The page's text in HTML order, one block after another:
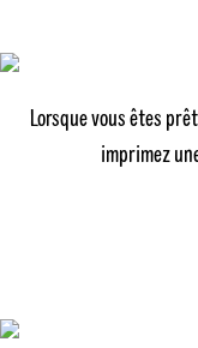
Lorsque vous êtes
imprimez